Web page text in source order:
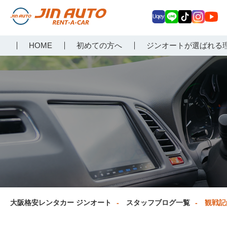
らジンオートレンタカー
HOME 初めての方へ ジンオートが選ばれる
ey E
Tokagr
am
uT
ub
大阪格安レンタカー ジンオート スタッフブログ一覧 観戦